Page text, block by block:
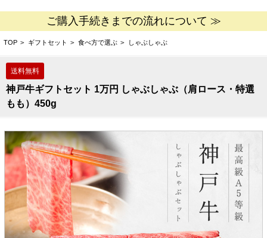
ご購入手続きまでの流れについて ≫
TOP > ギフトセット > 食べ方で選ぶ > しゃぶしゃぶ
神戸牛ギフトセット 1万円 しゃぶしゃぶ（肩ロース・特選
もも）450g